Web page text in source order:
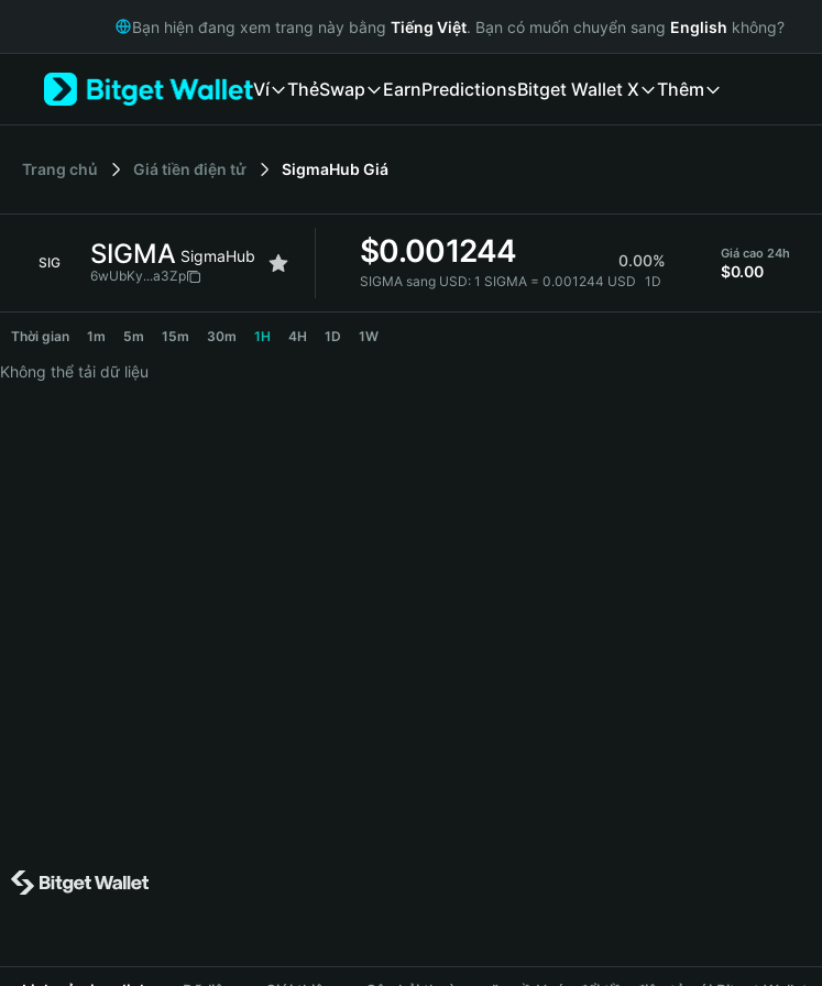
Русский
Italiano
Bahasa Indonesia
हिन्दी
Bạn hiện đang xem trang này bằng Tiếng Việt. Bạn có muốn chuyển sang English không?
Ví ThẻSwap EarnPredictionsBitget Wallet X Thêm
‌Trang chủ Giá tiền điện tử SigmaHubGiá
SIG SIGMA SigmaHub
6wUbKy...a3Zp
$0.001244 0.00%
SIGMA sang USD: 1 SIGMA = 0.001244 USD 1D
Giá cao 24h
$0.00
SIGMA Price Chart
Thời gian 1m 5m 15m 30m 1H 4H 1D 1W
Không thể tải dữ liệu